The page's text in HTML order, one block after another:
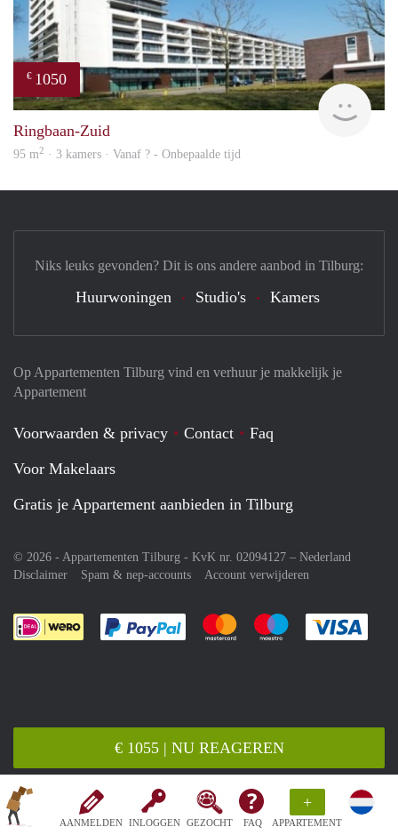
AANMELDEN INLOGGEN GEZOCHT FAQ
+
APPARTEMENT
€ 1055 | NU REAGEREN
€ 1050
Ringbaan-Zuid
95 m2 · 3 kamers · Vanaf ? - Onbepaalde tijd
Op Appartementen Tilburg vind en verhuur je makkelijk je
Appartement
Voorwaarden & privacy Contact
Faq
Voor Makelaars
Gratis je Appartement aanbieden in Tilburg
© 2026 - Appartementen Tilburg - KvK nr. 02094127 – Nederland
Disclaimer
Spam & nep-accounts Account verwijderen
Je rekent gemakkelijk af met Paypal
Je rekent gemakkelijk af met
Je rekent
Niks leuks gevonden? Dit is ons andere aanbod in Tilburg:
Huurwoningen Studio's Kamers